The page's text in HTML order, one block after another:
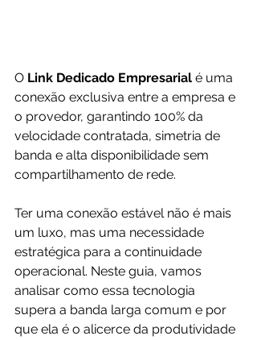
O Link Dedicado Empresarial é uma
conexão exclusiva entre a empresa e
o provedor, garantindo 100% da
velocidade contratada, simetria de
banda e alta disponibilidade sem
compartilhamento de rede.
Ter uma conexão estável não é mais
um luxo, mas uma necessidade
estratégica para a continuidade
operacional. Neste guia, vamos
analisar como essa tecnologia
supera a banda larga comum e por
que ela é o alicerce da produtividade